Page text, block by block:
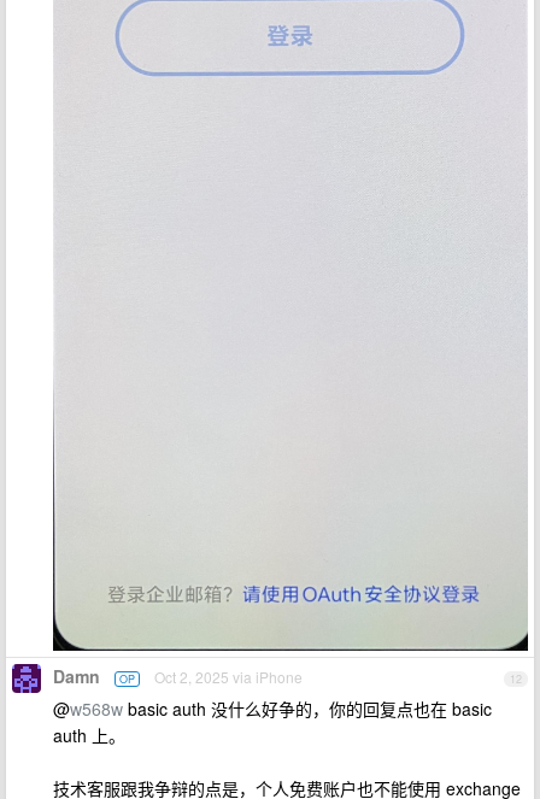
12
Damn OP Oct 2, 2025 via iPhone
@w568w basic auth 没什么好争的，你的回复点也在 basic
auth 上。
技术客服跟我争辩的点是，个人免费账户也不能使用 exchange